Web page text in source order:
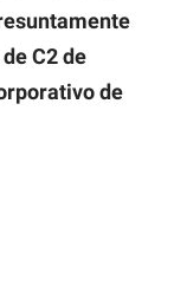
C2 de
de